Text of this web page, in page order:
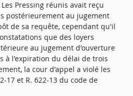
Pressing réunis avait reçu
postérieurement au jugement
de sa requête, cependant qu'il
que des loyers
au jugement d'ouverture
à l'expiration du délai de trois
la cour d'appel a violé les
17 et R. 622-13 du code de